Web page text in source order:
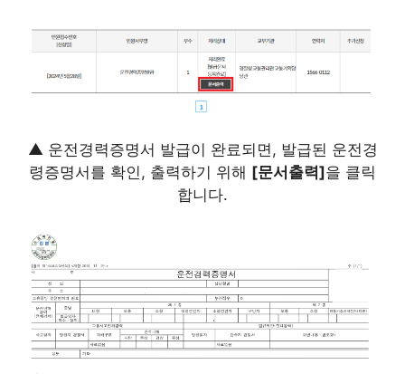
▲ 운전경력증명서 발급이 완료되면, 발급된 운전경
령증명서를 확인, 출력하기 위해 [문서출력]을 클릭
합니다.